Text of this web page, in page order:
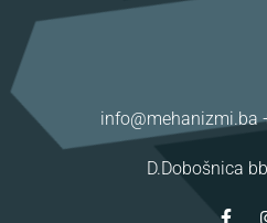
info@mehanizmi.ba
D.Dobošnica